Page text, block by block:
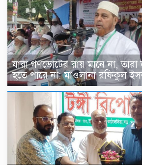
যারা গণভোটের রায় মানে না,
হতে পারে না: মাওলানা রফিকুল